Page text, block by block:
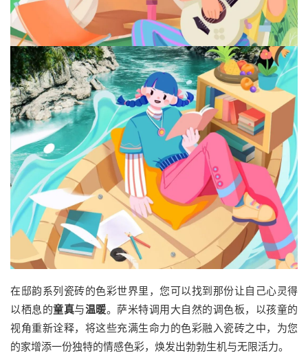
在邸韵系列瓷砖的色彩世界里，您可以找到那份让自己心灵得
以栖息的童真与温暖。萨米特调用大自然的调色板，以孩童的
视角重新诠释，将这些充满生命力的色彩融入瓷砖之中，为您
的家增添一份独特的情感色彩，焕发出勃勃生机与无限活力。